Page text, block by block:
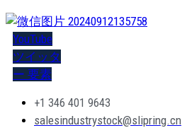
YouTube
ツイッタ
ー 要素
+1 346 401 9643
salesindustrystock@slipring.cn